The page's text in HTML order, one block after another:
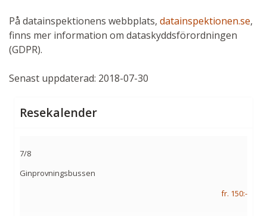
På datainspektionens webbplats, datainspektionen.se,
finns mer information om dataskyddsförordningen
(GDPR).
Senast uppdaterad: 2018-07-30
Resekalender
7/8
Ginprovningsbussen
fr. 150:-